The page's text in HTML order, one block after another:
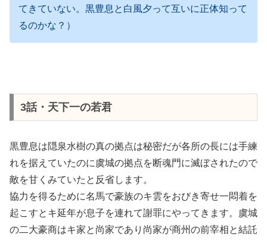
てきていない。黒豊息と白風夕って互いに正体知って
るのかな？）
3話・天下一の若君
黒豊息は隠泉水樹の真の拠点は秘密だが各所の長には手練
れを据えていたのに虞城の拠点を断魂門に滅ぼされたので
敵を甘くみていたと反省します。
協力を得るために名馬で豪族のキ雲をおびき寄せ一悶着を
起こすとキ延年が息子を連れて謝罪にやってきます。虞城
の二大豪商はキ家と尚家であり尚家が商州の前宰相と結託